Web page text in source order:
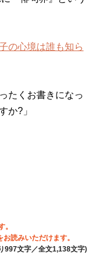
の心境は誰も知ら
たくお書きになっ
か?」
。
読みいただけます。
997文字／全文1,138文字)